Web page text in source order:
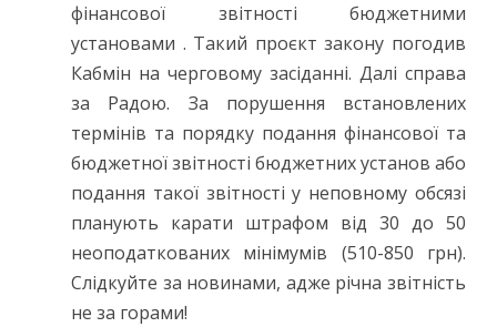
фінансової звітності бюджетними
установами . Такий проєкт закону погодив
Кабмін на черговому засіданні. Далі справа
за Радою. За порушення встановлених
термінів та порядку подання фінансової та
бюджетної звітності бюджетних установ або
подання такої звітності у неповному обсязі
планують карати штрафом від 30 до 50
неоподаткованих мінімумів (510-850 грн).
Слідкуйте за новинами, адже річна звітність
не за горами!